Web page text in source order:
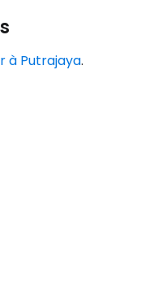
à Putrajaya.